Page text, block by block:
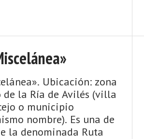
Ubicación: zona
de la Ría de Avilés (villa
o municipio
nombre). Es una de
la denominada Ruta